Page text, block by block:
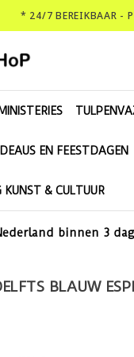
* 24/7 BEREIKBAAR -
EN FEESTDAGEN
KUNST & CULTUUR
binnen 3
BLAUW